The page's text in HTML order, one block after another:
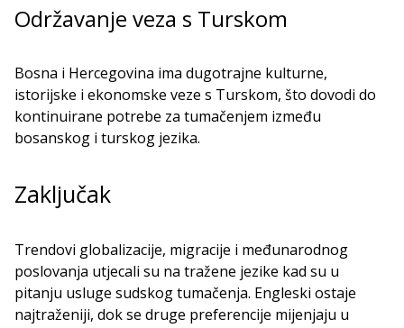
Održavanje veza s Turskom
Bosna i Hercegovina ima dugotrajne kulturne,
istorijske i ekonomske veze s Turskom, što dovodi do
kontinuirane potrebe za tumačenjem između
bosanskog i turskog jezika.
Zaključak
Trendovi globalizacije, migracije i međunarodnog
poslovanja utjecali su na tražene jezike kad su u
pitanju usluge sudskog tumačenja. Engleski ostaje
najtraženiji, dok se druge preferencije mijenjaju u